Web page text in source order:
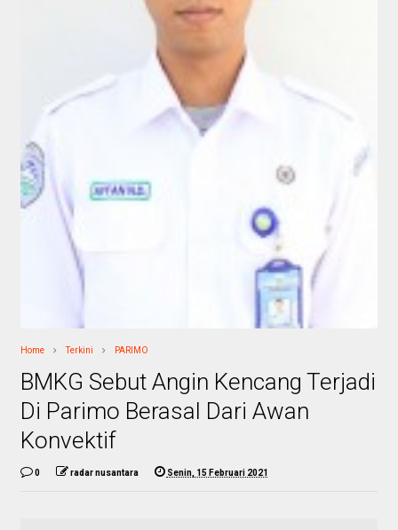
Home Terkini PARIMO
BMKG Sebut Angin Kencang Terjadi
Di Parimo Berasal Dari Awan
Konvektif
0 radar nusantara Senin, 15 Februari 2021